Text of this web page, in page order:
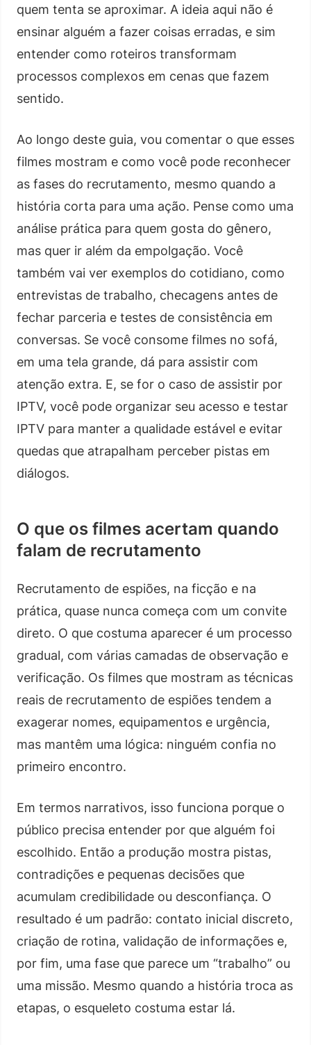
quem tenta se aproximar. A ideia aqui não é
ensinar alguém a fazer coisas erradas, e sim
entender como roteiros transformam
processos complexos em cenas que fazem
sentido.
Ao longo deste guia, vou comentar o que esses
filmes mostram e como você pode reconhecer
as fases do recrutamento, mesmo quando a
história corta para uma ação. Pense como uma
análise prática para quem gosta do gênero,
mas quer ir além da empolgação. Você
também vai ver exemplos do cotidiano, como
entrevistas de trabalho, checagens antes de
fechar parceria e testes de consistência em
conversas. Se você consome filmes no sofá,
em uma tela grande, dá para assistir com
atenção extra. E, se for o caso de assistir por
IPTV, você pode organizar seu acesso e testar
IPTV para manter a qualidade estável e evitar
quedas que atrapalham perceber pistas em
diálogos.
O que os filmes acertam quando
falam de recrutamento
Recrutamento de espiões, na ficção e na
prática, quase nunca começa com um convite
direto. O que costuma aparecer é um processo
gradual, com várias camadas de observação e
verificação. Os filmes que mostram as técnicas
reais de recrutamento de espiões tendem a
exagerar nomes, equipamentos e urgência,
mas mantêm uma lógica: ninguém confia no
primeiro encontro.
Em termos narrativos, isso funciona porque o
público precisa entender por que alguém foi
escolhido. Então a produção mostra pistas,
contradições e pequenas decisões que
acumulam credibilidade ou desconfiança. O
resultado é um padrão: contato inicial discreto,
criação de rotina, validação de informações e,
por fim, uma fase que parece um “trabalho” ou
uma missão. Mesmo quando a história troca as
etapas, o esqueleto costuma estar lá.